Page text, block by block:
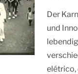
Der
und
elétrico,